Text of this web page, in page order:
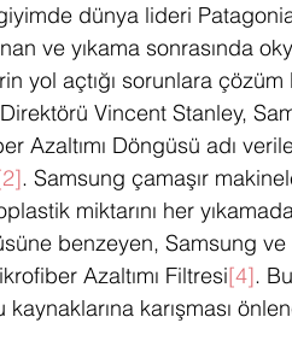
dünya lideri
ve yıkama sonrasında
yol açtığı sorunlara
Vincent Stanley,
Azaltımı Döngüsü adı
. Samsung çamaşır
miktarını her
benzeyen, Samsung ve
Azaltımı Filtresi[4].
karışması